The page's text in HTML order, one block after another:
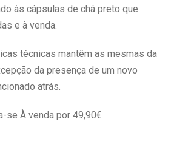
às cápsulas de chá preto que
e à venda.
técnicas mantêm as mesmas da
da presença de um novo
atrás.
se À venda por 49,90€